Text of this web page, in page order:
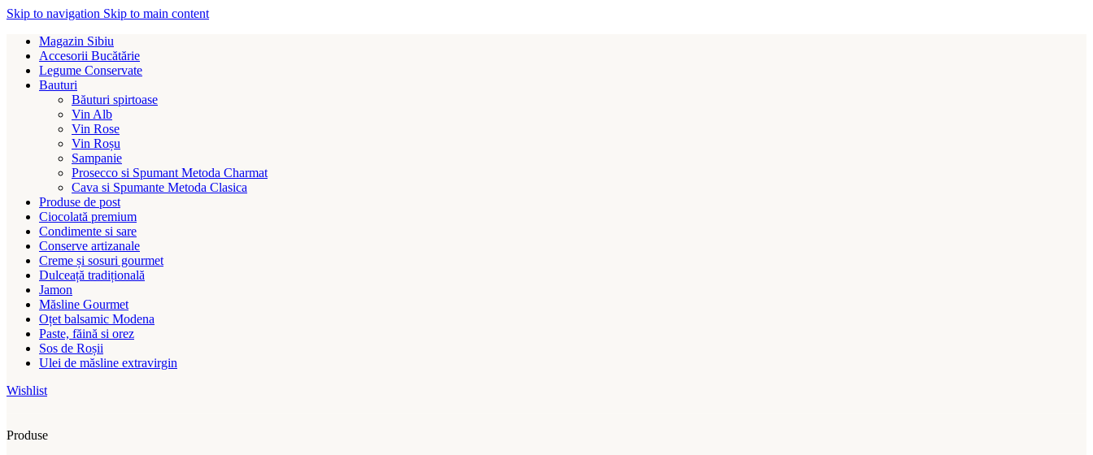
Skip to navigation Skip to main content
Magazin Sibiu
Accesorii Bucătărie
Legume Conservate
Bauturi
Băuturi spirtoase
Vin Alb
Vin Rose
Vin Roșu
Sampanie
Prosecco si Spumant Metoda Charmat
Cava si Spumante Metoda Clasica
Produse de post
Ciocolată premium
Condimente si sare
Conserve artizanale
Creme și sosuri gourmet
Dulceață tradițională
Jamon
Măsline Gourmet
Oțet balsamic Modena
Paste, făină si orez
Sos de Roșii
Ulei de măsline extravirgin
Wishlist
Produse